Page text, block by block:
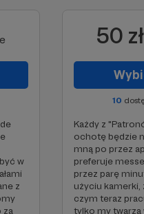
w
z
za
50 zł
10
Każdy z
ochotę będzie
mną po przez
preferuje
przez parę
użyciu kamerki,
czym teraz
tylko my twarzą